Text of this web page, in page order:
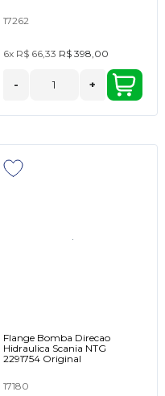
17262
6x R$ 66,33 R$ 398,00
- +
Flange Bomba Direcao
Hidraulica Scania NTG
2291754 Original
17180